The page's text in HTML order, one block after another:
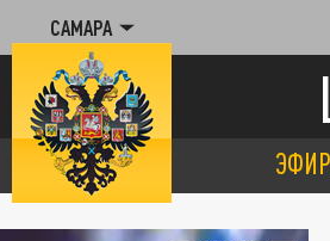
САМАРА
ЭФИР